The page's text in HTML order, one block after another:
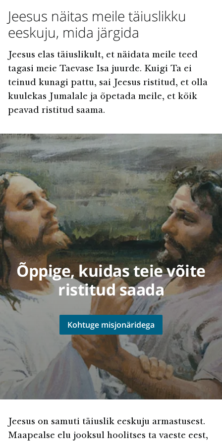
Jeesus näitas meile täiuslikku
eeskuju, mida järgida
Jeesus elas täiuslikult, et näidata meile teed
tagasi meie Taevase Isa juurde. Kuigi Ta ei
teinud kunagi pattu, sai Jeesus ristitud, et olla
kuulekas Jumalale ja õpetada meile, et kõik
peavad ristitud saama.
Õppige, kuidas teie võite
ristitud saada
Kohtuge misjonäridega
Jeesus on samuti täiuslik eeskuju armastusest.
Maapealse elu jooksul hoolitses ta vaeste eest,